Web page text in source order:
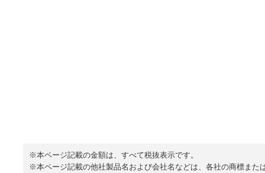
※本ページ記載の金額は、すべて税抜表示です。
※本ページ記載の他社製品名および会社名などは、各社の商標また